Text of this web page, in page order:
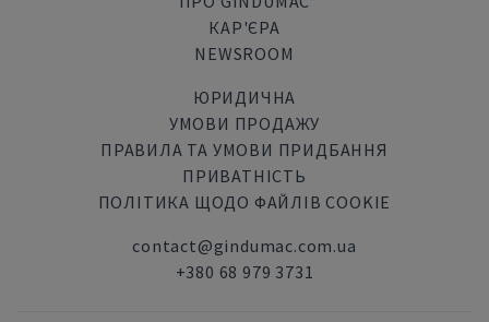
КАР'ЄРА
NEWSROOM
ЮРИДИЧНА
УМОВИ ПРОДАЖУ
ПРАВИЛА ТА УМОВИ ПРИДБАННЯ
ПРИВАТНІСТЬ
ПОЛІТИКА ЩОДО ФАЙЛІВ COOKIE
contact@gindumac.com.ua
+380 68 979 3731